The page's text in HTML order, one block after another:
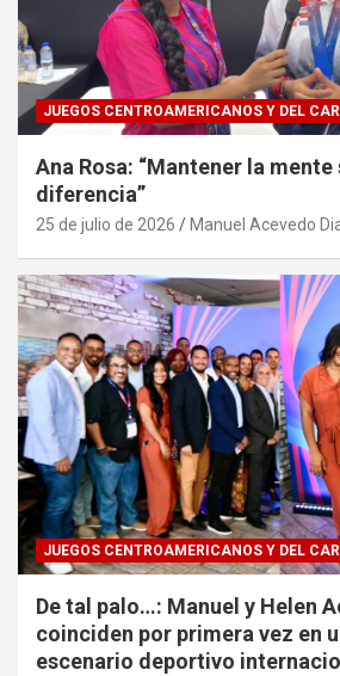
JUEGOS CENTROAMERICANOS Y DEL
Ana Rosa: “Mantener la
diferencia”
25 de julio de 2026 Manuel Acevedo
JUEGOS CENTROAMERICANOS Y DEL
De tal palo…: Manuel y Helen
coinciden por primera vez en
escenario deportivo